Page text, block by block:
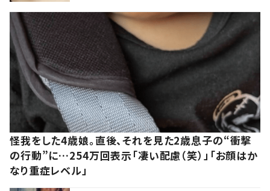
怪我をした4歳娘。直後、それを見た2歳息子の“衝撃
の行動”に…254万回表示「凄い配慮（笑）」「お顔はか
なり重症レベル」